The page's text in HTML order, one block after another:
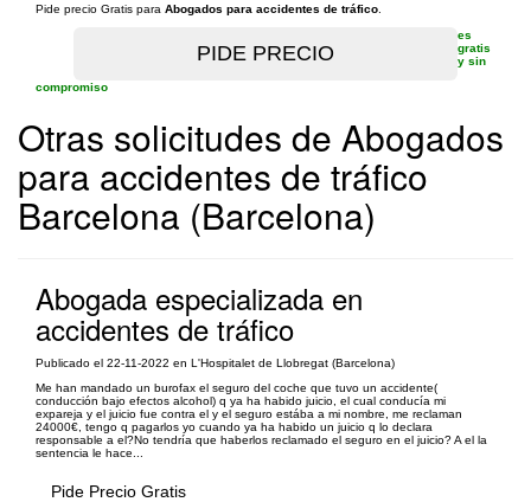
Pide precio Gratis para Abogados para accidentes de tráfico
es
gratis
y sin
compromiso
Otras solicitudes de Abogados
para accidentes de tráfico
Barcelona (Barcelona)
Abogada especializada en
accidentes de tráfico
Publicado el 22-11-2022 en L'Hospitalet de Llobregat (Barcelona)
Me han mandado un burofax el seguro del coche que tuvo un accidente(
conducción bajo efectos alcohol) q ya ha habido juicio, el cual conducía mi
expareja y el juicio fue contra el y el seguro estába a mi nombre, me reclaman
24000€, tengo q pagarlos yo cuando ya ha habido un juicio q lo declara
responsable a el?No tendría que haberlos reclamado el seguro en el juicio? A el la
sentencia le hace...
Pide Precio Gratis